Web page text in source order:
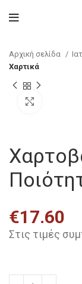
Αρχική σελίδα
Χαρτικά
€17.60
Στις τιμές